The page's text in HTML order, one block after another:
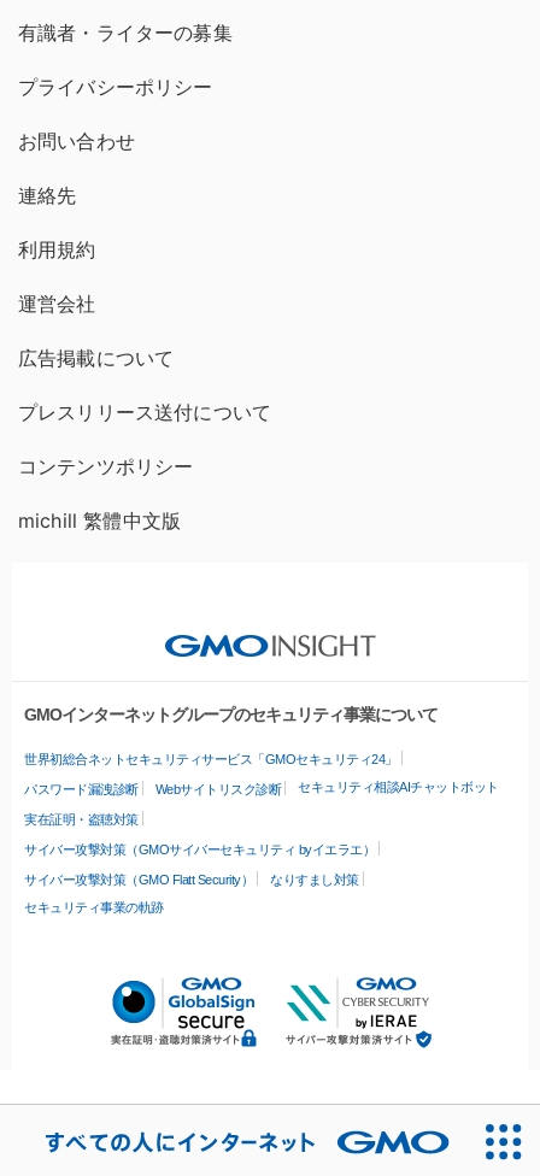
有識者・ライターの募集
プライバシーポリシー
お問い合わせ
連絡先
利用規約
運営会社
広告掲載について
プレスリリース送付について
コンテンツポリシー
michill 繁體中文版
GMOインターネットグループのセキュリティ事業について
世界初総合ネットセキュリティサービス「GMOセキュリティ24」
パスワード漏洩診断 Webサイトリスク診断 セキュリティ相談AIチャットボット
実在証明・盗聴対策
サイバー攻撃対策（GMOサイバーセキュリティ byイエラエ）
サイバー攻撃対策（GMO Flatt Security）
なりすまし対策
セキュリティ事業の軌跡